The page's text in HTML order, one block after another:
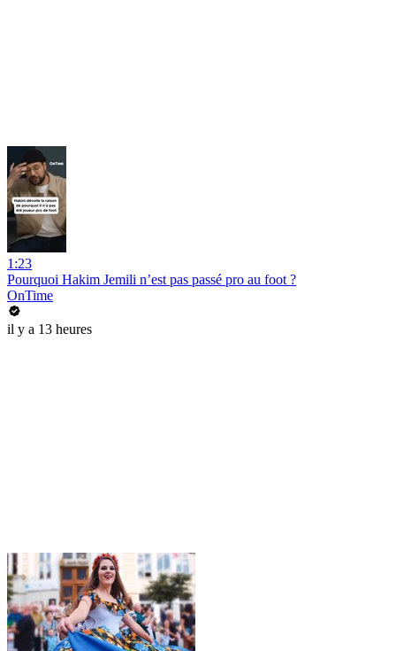
1:23
Pourquoi Hakim Jemili n’est pas passé pro au foot ?
OnTime
il y a 13 heures